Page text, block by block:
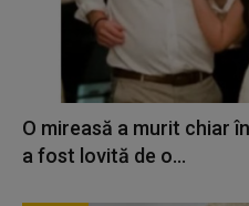
O mireasă a murit chiar
a fost lovită de o...